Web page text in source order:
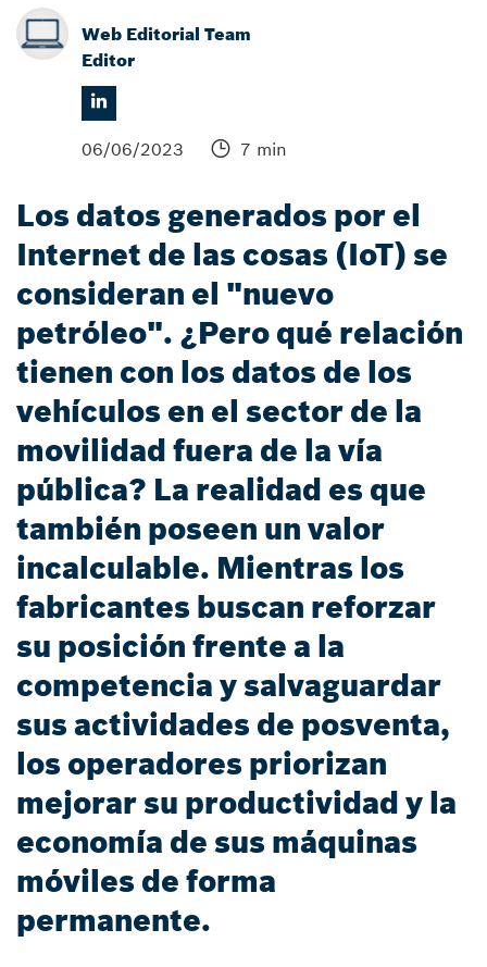
Web Editorial Team
Editor
06/06/2023 7 min
Los datos generados por el
Internet de las cosas (IoT) se
consideran el "nuevo
petróleo". ¿Pero qué relación
tienen con los datos de los
vehículos en el sector de la
movilidad fuera de la vía
pública? La realidad es que
también poseen un valor
incalculable. Mientras los
fabricantes buscan reforzar
su posición frente a la
competencia y salvaguardar
sus actividades de posventa,
los operadores priorizan
mejorar su productividad y la
economía de sus máquinas
móviles de forma
permanente.